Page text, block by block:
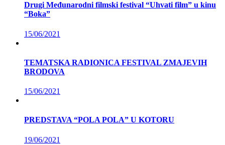
Drugi Međunarodni filmski festival “Uhvati film” u kinu
“Boka”
15/06/2021
TEMATSKA RADIONICA FESTIVAL ZMAJEVIH
BRODOVA
15/06/2021
PREDSTAVA “POLA POLA” U KOTORU
19/06/2021